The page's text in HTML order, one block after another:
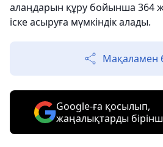
алаңдарын құру бойынша 364
іске асыруға мүмкіндік алады.
Мақаламен
Google-ға қосылып,
жаңалықтарды